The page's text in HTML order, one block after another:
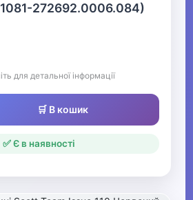
272692.0006.084)
для детальної інформації
🛒 В кошик
✅ Є в наявності